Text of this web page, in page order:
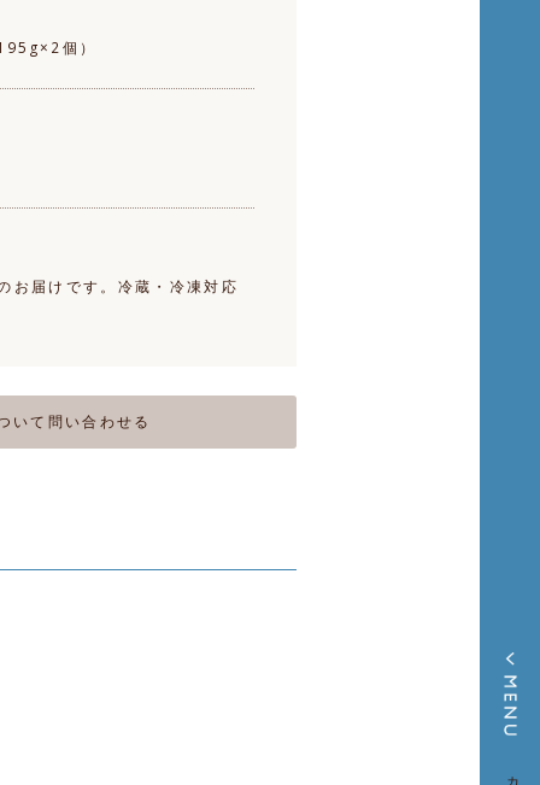
個）
お届けです。冷蔵・冷凍対応
いて問い合わせる